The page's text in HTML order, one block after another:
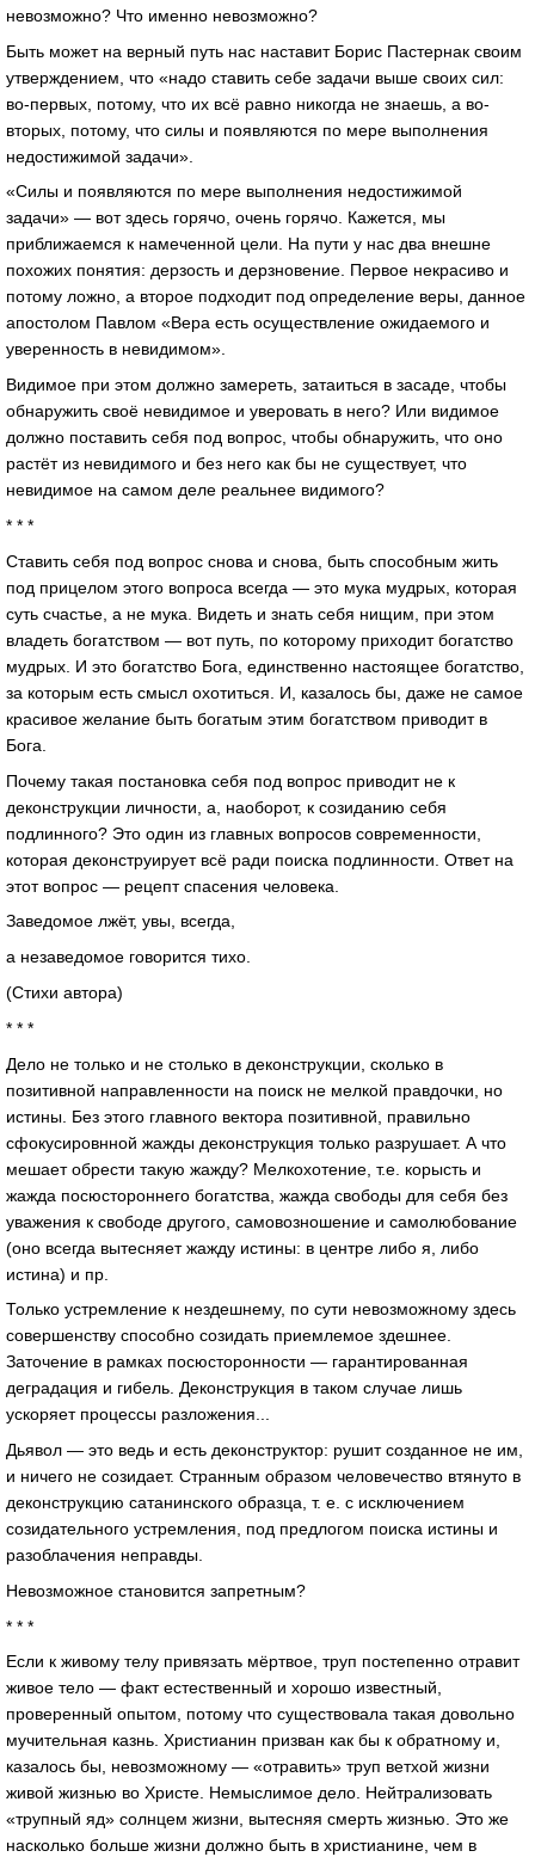
невозможно? Что именно невозможно?
Быть может на верный путь нас наставит Борис Пастернак своим
утверждением, что «надо ставить себе задачи выше своих сил:
во-первых, потому, что их всё равно никогда не знаешь, а во-
вторых, потому, что силы и появляются по мере выполнения
недостижимой задачи».
«Силы и появляются по мере выполнения недостижимой
задачи» — вот здесь горячо, очень горячо. Кажется, мы
приближаемся к намеченной цели. На пути у нас два внешне
похожих понятия: дерзость и дерзновение. Первое некрасиво и
потому ложно, а второе подходит под определение веры, данное
апостолом Павлом «Вера есть осуществление ожидаемого и
уверенность в невидимом».
Видимое при этом должно замереть, затаиться в засаде, чтобы
обнаружить своё невидимое и уверовать в него? Или видимое
должно поставить себя под вопрос, чтобы обнаружить, что оно
растёт из невидимого и без него как бы не существует, что
невидимое на самом деле реальнее видимого?
* * *
Ставить себя под вопрос снова и снова, быть способным жить
под прицелом этого вопроса всегда — это мука мудрых, которая
суть счастье, а не мука. Видеть и знать себя нищим, при этом
владеть богатством — вот путь, по которому приходит богатство
мудрых. И это богатство Бога, единственно настоящее богатство,
за которым есть смысл охотиться. И, казалось бы, даже не самое
красивое желание быть богатым этим богатством приводит в
Бога.
Почему такая постановка себя под вопрос приводит не к
деконструкции личности, а, наоборот, к созиданию себя
подлинного? Это один из главных вопросов современности,
которая деконструирует всё ради поиска подлинности. Ответ на
этот вопрос — рецепт спасения человека.
Заведомое лжёт, увы, всегда,
а незаведомое говорится тихо.
(Стихи автора)
* * *
Дело не только и не столько в деконструкции, сколько в
позитивной направленности на поиск не мелкой правдочки, но
истины. Без этого главного вектора позитивной, правильно
сфокусировнной жажды деконструкция только разрушает. А что
мешает обрести такую жажду? Мелкохотение, т.е. корысть и
жажда посюстороннего богатства, жажда свободы для себя без
уважения к свободе другого, самовозношение и самолюбование
(оно всегда вытесняет жажду истины: в центре либо я, либо
истина) и пр.
Только устремление к нездешнему, по сути невозможному здесь
совершенству способно созидать приемлемое здешнее.
Заточение в рамках посюсторонности — гарантированная
деградация и гибель. Деконструкция в таком случае лишь
ускоряет процессы разложения...
Дьявол — это ведь и есть деконструктор: рушит созданное не им,
и ничего не созидает. Странным образом человечество втянуто в
деконструкцию сатанинского образца, т. е. с исключением
созидательного устремления, под предлогом поиска истины и
разоблачения неправды.
Невозможное становится запретным?
* * *
Если к живому телу привязать мёртвое, труп постепенно отравит
живое тело — факт естественный и хорошо известный,
проверенный опытом, потому что существовала такая довольно
мучительная казнь. Христианин призван как бы к обратному и,
казалось бы, невозможному — «отравить» труп ветхой жизни
живой жизнью во Христе. Немыслимое дело. Нейтрализовать
«трупный яд» солнцем жизни, вытесняя смерть жизнью. Это же
насколько больше жизни должно быть в христианине, чем в